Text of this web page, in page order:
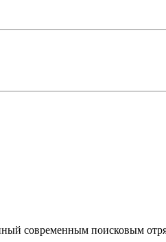
современным поисковым